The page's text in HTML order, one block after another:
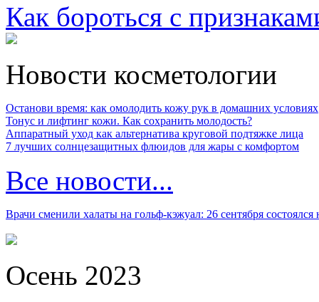
Как бороться с
Новости косметологии
Останови время: как омолодить кожу рук в домашних условиях
Тонус и лифтинг кожи. Как сохранить молодость?
Аппаратный уход как альтернатива круговой подтяжке лица
7 лучших солнцезащитных флюидов для жары с комфортом
Все новости...
Врачи сменили халаты на гольф-кэжуал: 26 сентября
Осень 2023